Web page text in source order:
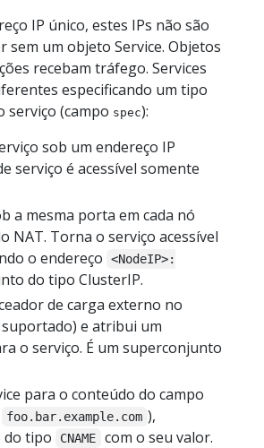
IP único, estes IPs não são
um objeto Service. Objetos
recebam tráfego. Services
especificando um tipo
serviço (campo spec):
sob um endereço IP
serviço é acessível somente
a mesma porta em cada nó
NAT. Torna o serviço acessível
o endereço
<NodeIP>:
do tipo ClusterIP.
de carga externo no
e atribui um
o serviço. É um superconjunto
para o conteúdo do campo
foo.bar.example.com ),
do tipo
CNAME
com o seu valor.